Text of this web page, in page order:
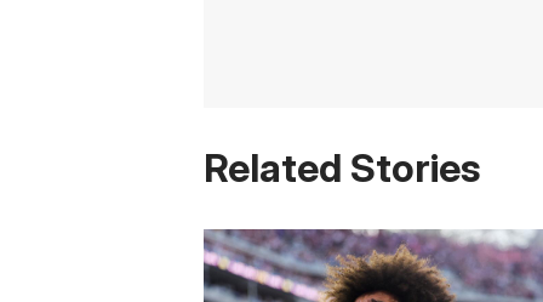
Related Stories